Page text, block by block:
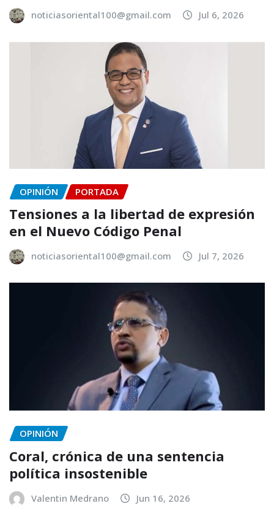
noticiasoriental100@gmail.com Jul 6, 2026
OPINIÓN PORTADA
Tensiones a la libertad de expresión
en el Nuevo Código Penal
noticiasoriental100@gmail.com Jul 7, 2026
OPINIÓN
Coral, crónica de una sentencia
política insostenible
Valentin Medrano Jun 16, 2026